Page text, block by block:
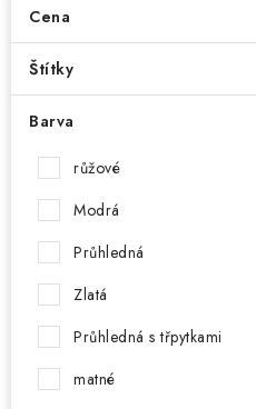
DOPRAVA A PLATBA
HODNOCENÍ OBCHODU
VRÁCENÍ ZBOŽÍ A REKLAMACE
Jak nakupovat
Doprava a platba
Cena
Štítky
Barva
růžové
Modrá
Průhledná
Zlatá
Průhledná s třpytkami
matné